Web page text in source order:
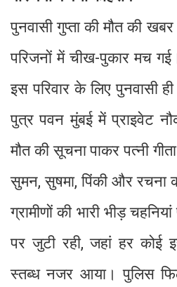
पुनवासी गुप्ता की मौत की
परिजनों में चीख-पुकार मच
इस परिवार के लिए पुनवासी
पुत्र पवन मुंबई में प्राइवेट
मौत की सूचना पाकर पत्नी
सुमन, सुषमा, पिंकी और रचना
ग्रामीणों की भारी भीड़
पर जुटी रही, जहां हर
स्तब्ध नजर आया। पुलिस